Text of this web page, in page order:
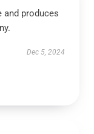
and produces
Dec 5, 2024